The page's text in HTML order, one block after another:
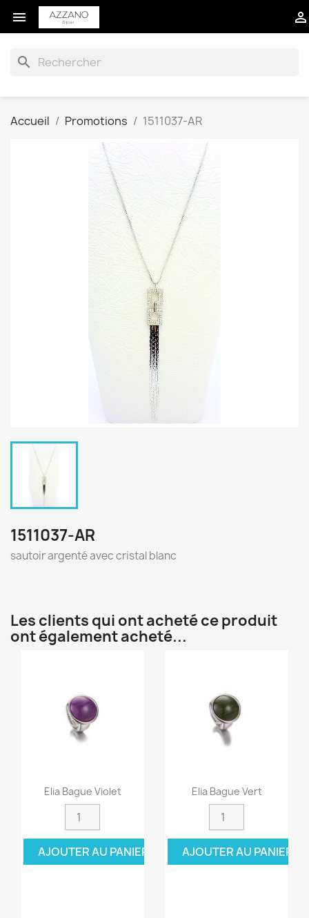
 
search
Accueil Promotions 1511037-AR
1511037-AR
sautoir argenté avec cristal blanc
Les clients qui ont acheté ce produit
ont également acheté...
Elia Bague Violet
AJOUTER AU PANIER
Elia Bague Vert
AJOUTER AU PANIER